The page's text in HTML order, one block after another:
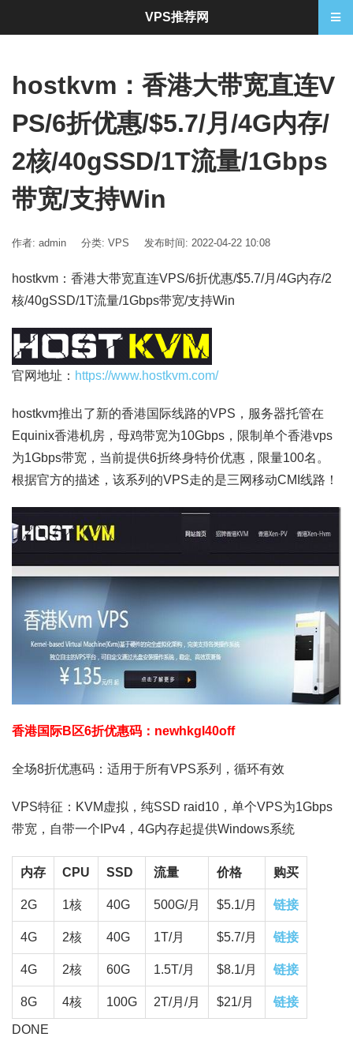
hostkvm：香港大带宽直连V
PS/6折优惠/$5.7/月/4G内存/
2核/40gSSD/1T流量/1Gbps
带宽/支持Win
作者: admin 分类: VPS 发布时间: 2022-04-22 10:08
hostkvm：香港大带宽直连VPS/6折优惠/$5.7/月/4G内存/2
核/40gSSD/1T流量/1Gbps带宽/支持Win
官网地址： https://www.hostkvm.com/
hostkvm推出了新的香港国际线路的VPS，服务器托管在
Equinix香港机房，母鸡带宽为10Gbps，限制单个香港vps
为1Gbps带宽，当前提供6折终身特价优惠，限量100名。
根据官方的描述，该系列的VPS走的是三网移动CMI线路！
香港国际B区6折优惠码：newhkgl40off
全场8折优惠码：适用于所有VPS系列，循环有效
VPS特征：KVM虚拟，纯SSD raid10，单个VPS为1Gbps
带宽，自带一个IPv4，4G内存起提供Windows系统
内存 CPU SSD 流量 价格 购买
2G 1核 40G 500G/月 $5.1/月 链接
4G 2核 40G 1T/月 $5.7/月 链接
4G 2核 60G 1.5T/月 $8.1/月 链接
8G 4核 100G 2T/月/月 $21/月 链接
DONE
VPS推荐网